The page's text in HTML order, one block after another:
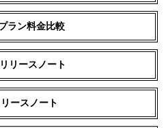
ラン料金比較
リースノート
ースノート